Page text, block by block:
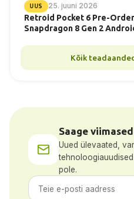
UUS 25. juuni 2026
Retroid Pocket 6 Pre-
Snapdragon 8 Gen 2
Kõik
Saage
Uued ülevaated,
pole.